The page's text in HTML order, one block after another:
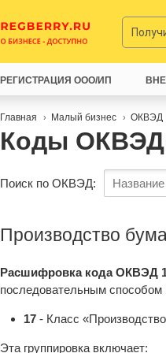
Главная Малый бизнес ОКВЭД
Коды
Поиск по ОКВЭД:
Производство
Расшифровка кода ОКВЭД
последовательным способом
17 - Класс
Эта группировка включает:
РЕГИСТРАЦИЯ ООО/ИП